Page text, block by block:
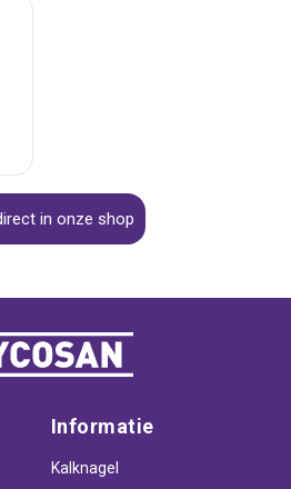
in onze shop
Informatie
Kalknagel